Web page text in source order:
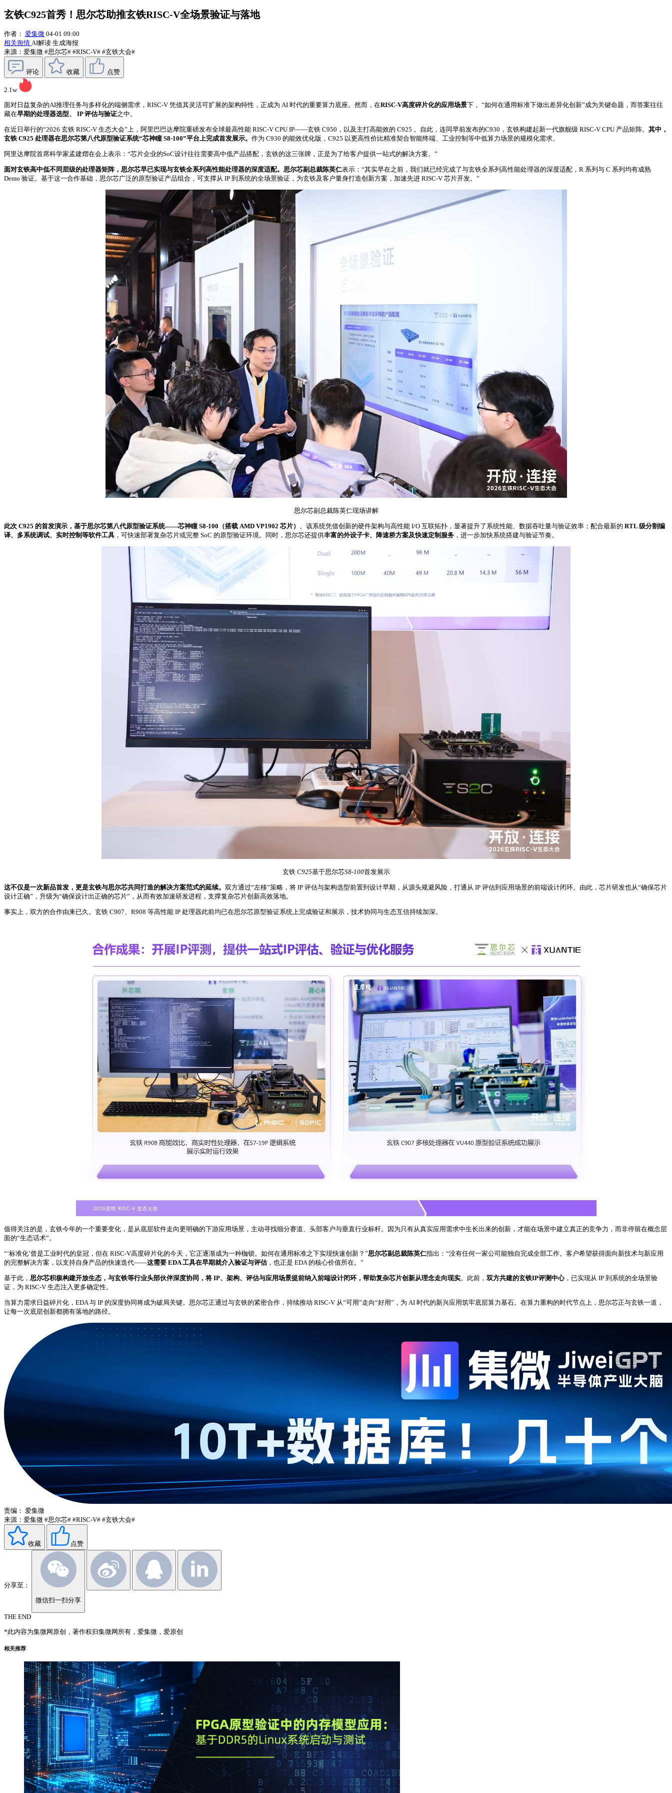
玄铁C925首秀！思尔芯助推玄铁RISC‑V全场景验证与落地
作者： 爱集微 04-01 09:00
相关舆情 AI解读 生成海报
来源：爱集微 #思尔芯# #RISC‑V# #玄铁大会#
评论 收藏 点赞
2.1w
面对日益复杂的AI推理任务与多样化的端侧需求，RISC‑V 凭借其灵活可扩展的架构特性，正成为 AI 时代的重要算力底座。然而，在RISC‑V高度碎片化的应用场景下， “如何在通用标准下做出差异化创新”成为关键命题，而答案往往
藏在早期的处理器选型、 IP 评估与验证之中。
在近日举行的“2026 玄铁 RISC‑V 生态大会”上，阿里巴巴达摩院重磅发布全球最高性能 RISC‑V CPU IP——玄铁 C950，以及主打高能效的 C925 。自此，连同早前发布的C930，玄铁构建起新一代旗舰级 RISC‑V CPU 产品矩阵。 其中，
玄铁 C925 处理器在思尔芯第八代原型验证系统“芯神瞳 S8‑100”平台上完成首发展示。 作为 C930 的能效优化版，C925 以更高性价比精准契合智能终端、工业控制等中低算力场景的规模化需求。
阿里达摩院首席科学家孟建熠在会上表示：“芯片企业的SoC设计往往需要高中低产品搭配，玄铁的这三张牌，正是为了给客户提供一站式的解决方案。”
面对玄铁高中低不同层级的处理器矩阵，思尔芯早已实现与玄铁全系列高性能处理器的深度适配。思尔芯副总裁陈英仁表示：“其实早在之前，我们就已经完成了与玄铁全系列高性能处理器的深度适配，R 系列与 C 系列均有成熟
Demo 验证。基于这一合作基础，思尔芯广泛的原型验证产品组合，可支撑从 IP 到系统的全场景验证，为玄铁及客户量身打造创新方案，加速先进 RISC‑V 芯片开发。”
思尔芯副总裁陈英仁现场讲解
此次 C925 的首发演示，基于思尔芯第八代原型验证系统——芯神瞳 S8‑100（搭载 AMD VP1902 芯片） 。该系统凭借创新的硬件架构与高性能 I/O 互联拓扑，显著提升了系统性能、数据吞吐量与验证效率；配合最新的 RTL 级分割编
译、多系统调试、实时控制等软件工具 ，可快速部署复杂芯片或完整 SoC 的原型验证环境。同时，思尔芯还提供丰富的外设子卡、降速桥方案及快速定制服务 ，进一步加快系统搭建与验证节奏。
玄铁C925基于思尔芯S8-100首发展示
这不仅是一次新品首发，更是玄铁与思尔芯共同打造的解决方案范式的延续。 双方通过“左移”策略，将 IP 评估与架构选型前置到设计早期，从源头规避风险，打通从 IP 评估到应用场景的前端设计闭环。由此，芯片研发也从“确保芯片
设计正确”，升级为“确保设计出正确的芯片”，从而有效加速研发进程，支撑复杂芯片创新高效落地。
事实上，双方的合作由来已久。玄铁 C907、R908 等高性能 IP 处理器此前均已在思尔芯原型验证系统上完成验证和展示，技术协同与生态互信持续加深。
值得关注的是，玄铁今年的一个重要变化，是从底层软件走向更明确的下游应用场景，主动寻找细分赛道、头部客户与垂直行业标杆。因为只有从真实应用需求中生长出来的创新，才能在场景中建立真正的竞争力，而非停留在概念层
面的“生态话术”。
“‘标准化’曾是工业时代的皇冠，但在 RISC-V高度碎片化的今天，它正逐渐成为一种枷锁。如何在通用标准之下实现快速创新？”思尔芯副总裁陈英仁指出：“没有任何一家公司能独自完成全部工作。客户希望获得面向新技术与新应用
的完整解决方案，以支持自身产品的快速迭代——这需要 EDA 工具在早期就介入验证与评估 ，也正是 EDA 的核心价值所在。”
基于此， 思尔芯积极构建开放生态，与玄铁等行业头部伙伴深度协同，将 IP、架构、评估与应用场景提前纳入前端设计闭环，帮助复杂芯片创新从理念走向现实。此前， 双方共建的玄铁IP评测中心，已实现从 IP 到系统的全场景验
证，为 RISC‑V 生态注入更多确定性。
当算力需求日益碎片化，EDA 与 IP 的深度协同将成为破局关键。思尔芯正通过与玄铁的紧密合作，持续推动 RISC‑V 从“可用”走向“好用”，为 AI 时代的新兴应用筑牢底层算力基石。在算力重构的时代节点上，思尔芯正与玄铁一道，
让每一次底层创新都拥有落地的路径。
责编： 爱集微
来源：爱集微 #思尔芯# #RISC‑V# #玄铁大会#
收藏 点赞
分享至：
微信扫一扫分享
THE END
*此内容为集微网原创，著作权归集微网所有，爱集微，爱原创
相关推荐